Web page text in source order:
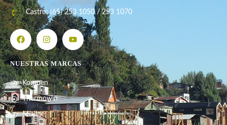
Castro: (65) 253 1050 / 253 1070
NUESTRAS MARCAS
Kompen
Thermowin
Míaline